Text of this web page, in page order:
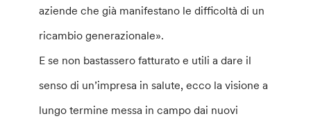
aziende che già manifestano le difficoltà di un
ricambio generazionale».
E se non bastassero fatturato e utili a dare il
senso di un’impresa in salute, ecco la visione a
lungo termine messa in campo dai nuovi